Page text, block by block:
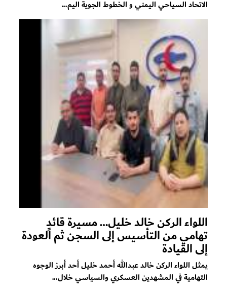
الاتحاد السياحي اليمني و الخطوط الجوية اليم...
اللواء الركن خالد خليل… مسيرة قائدٍ
تهامي من التأسيس إلى السجن ثم العودة
إلى القيادة
يمثل اللواء الركن خالد عبدالله أحمد خليل أحد أبرز الوجوه
التهامية في المشهدين العسكري والسياسي خلال...